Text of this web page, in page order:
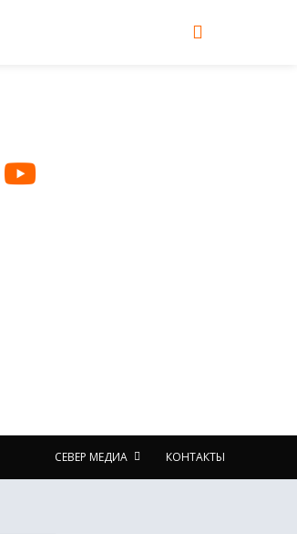
СЕВЕР МЕДИА КОНТАКТЫ